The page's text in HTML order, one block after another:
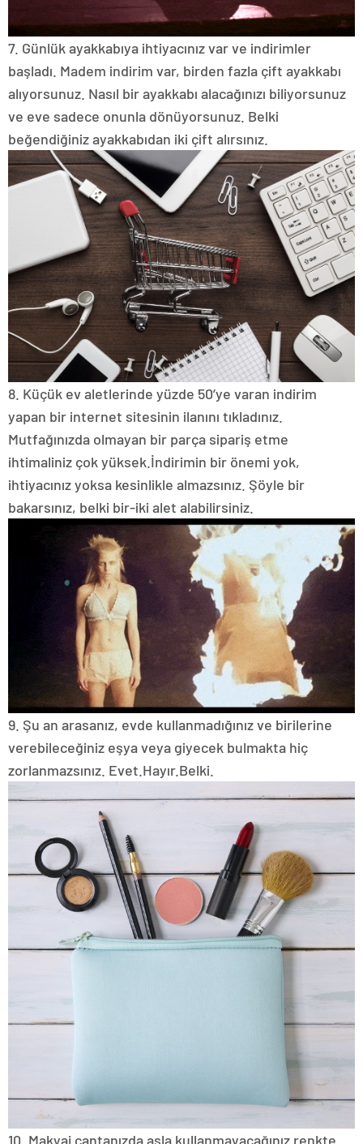
7. Günlük ayakkabıya ihtiyacınız var ve indirimler
başladı. Madem indirim var, birden fazla çift ayakkabı
alıyorsunuz. Nasıl bir ayakkabı alacağınızı biliyorsunuz
ve eve sadece onunla dönüyorsunuz. Belki
beğendiğiniz ayakkabıdan iki çift alırsınız.
8. Küçük ev aletlerinde yüzde 50’ye varan indirim
yapan bir internet sitesinin ilanını tıkladınız.
Mutfağınızda olmayan bir parça sipariş etme
ihtimaliniz çok yüksek. İndirimin bir önemi yok,
ihtiyacınız yoksa kesinlikle almazsınız. Şöyle bir
bakarsınız, belki bir-iki alet alabilirsiniz.
9. Şu an arasanız, evde kullanmadığınız ve birilerine
verebileceğiniz eşya veya giyecek bulmakta hiç
zorlanmazsınız. Evet. Hayır. Belki.
10. Makyaj çantanızda asla kullanmayacağınız renkte